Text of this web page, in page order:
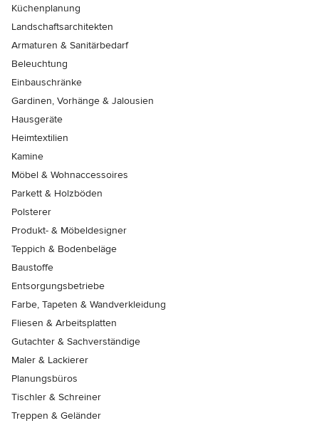
Küchenplanung
Landschaftsarchitekten
Armaturen & Sanitärbedarf
Beleuchtung
Einbauschränke
Gardinen, Vorhänge & Jalousien
Hausgeräte
Heimtextilien
Kamine
Möbel & Wohnaccessoires
Parkett & Holzböden
Polsterer
Produkt- & Möbeldesigner
Teppich & Bodenbeläge
Baustoffe
Entsorgungsbetriebe
Farbe, Tapeten & Wandverkleidung
Fliesen & Arbeitsplatten
Gutachter & Sachverständige
Maler & Lackierer
Planungsbüros
Tischler & Schreiner
Treppen & Geländer